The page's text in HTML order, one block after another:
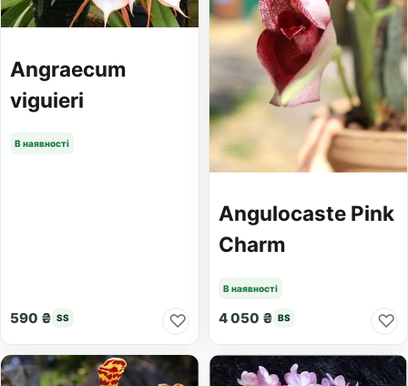
Angraecum
viguieri
В наявності
590 ₴ SS ♡
Angulocaste Pink
Charm
В наявності
4 050 ₴ BS ♡